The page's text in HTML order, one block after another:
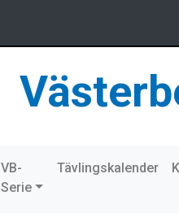
VB-
Serie
Tävlingskalender